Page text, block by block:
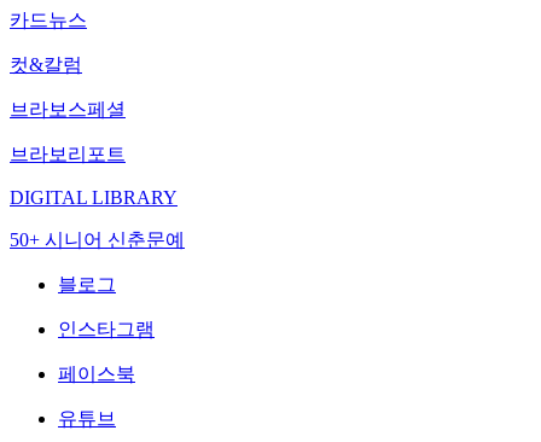
카드뉴스
컷&칼럼
브라보스페셜
브라보리포트
DIGITAL LIBRARY
50+ 시니어 신춘문예
블로그
인스타그램
페이스북
유튜브